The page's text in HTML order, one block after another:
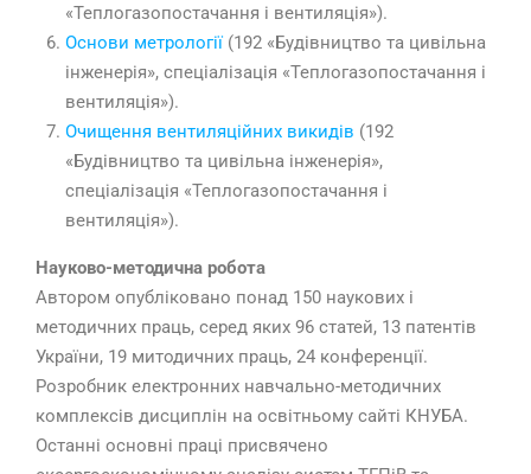
«Теплогазопостачання і вентиляція»).
Основи метрології (192 «Будівництво та цивільна
інженерія», спеціалізація «Теплогазопостачання і
вентиляція»).
Очищення вентиляційних викидів (192
«Будівництво та цивільна інженерія»,
спеціалізація «Теплогазопостачання і
вентиляція»).
Науково-методична робота
Автором опубліковано понад 150 наукових і
методичних праць, серед яких 96 статей, 13 патентів
України, 19 митодичних праць, 24 конференції.
Розробник електронних навчально-методичних
комплексів дисциплін на освітньому сайті КНУБА.
Останні основні праці присвячено